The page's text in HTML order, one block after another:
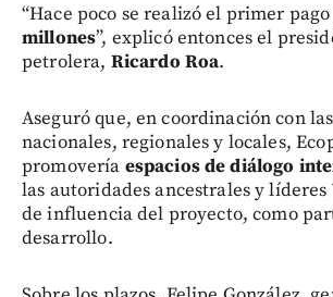
“Hace poco se realizó el primer
millones”, explicó entonces el
petrolera, Ricardo Roa.
Aseguró que, en coordinación con
nacionales, regionales y locales,
promovería espacios de diálogo
las autoridades ancestrales y líderes
de influencia del proyecto, como
desarrollo.